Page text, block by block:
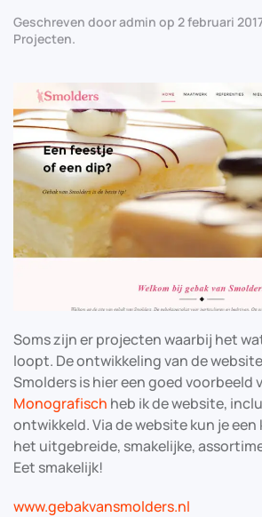
Geschreven dooradmin op 2 februari
Projecten.
Soms zijn er projecten waarbij het
loopt. De ontwikkeling van de
Smolders is hier een goed voorbeeld
Monografisch heb ik de website,
ontwikkeld. Via de website kun je een
het uitgebreide, smakelijke,
Eet smakelijk!
www.gebakvansmolders.nl